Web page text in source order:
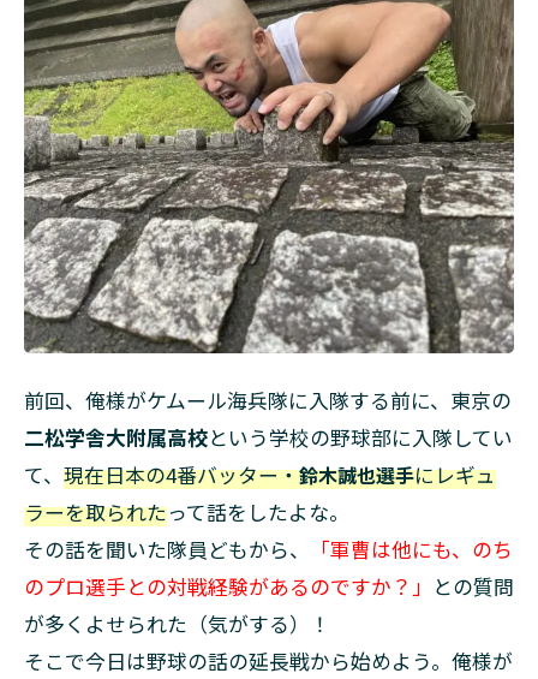
前回、俺様がケムール海兵隊に入隊する前に、東京の
二松学舎大附属高校という学校の野球部に入隊してい
て、 現在日本の4番バッター・鈴木誠也選手にレギュ
ラーを取られたって話をしたよな。
その話を聞いた隊員どもから、
「軍曹は他にも、のち
のプロ選手との対戦経験があるのですか？」 との質問
が多くよせられた（気がする）！
そこで今日は野球の話の延長戦から始めよう。俺様が